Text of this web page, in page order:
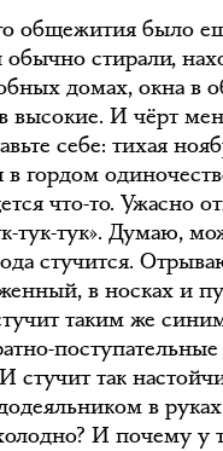
общежития было
стирали,
домах, окна в
высокие. И чёрт
себе: тихая
в гордом
что-то. Ужасно
тук-тук». Думаю,
стучится.
в носках и
таким же
стучит так
в
И почему у